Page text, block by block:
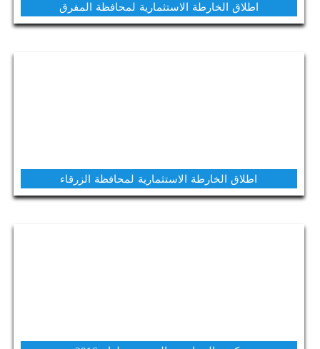
اطلاق الخارطة الاستثمارية لمحافظة المفرق
اطلاق الخارطة الاستثمارية لمحافظة الزرقاء